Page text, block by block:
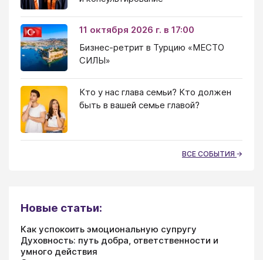
11 октября 2026 г. в 17:00
Бизнес-ретрит в Турцию «МЕСТО
СИЛЫ»
Кто у нас глава семьи? Кто должен
быть в вашей семье главой?
ВСЕ СОБЫТИЯ
Новые статьи:
Как успокоить эмоциональную супругу
Духовность: путь добра, ответственности и
умного действия